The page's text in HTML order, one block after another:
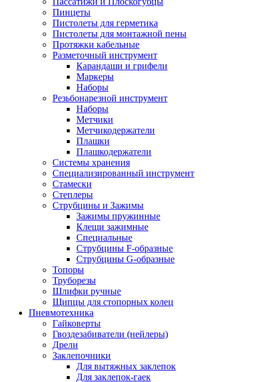
Пинцеты
Пистолеты для герметика
Пистолеты для монтажной пены
Протяжки кабельные
Разметочный инструмент
Карандаши и грифели
Маркеры
Наборы
Резьбонарезной инструмент
Наборы
Метчики
Метчикодержатели
Плашки
Плашкодержатели
Системы хранения
Специализированный инструмент
Стамески
Степлеры
Струбцины и Зажимы
Зажимы пружинные
Клещи зажимные
Специальные
Струбцины F-образные
Струбцины G-образные
Топоры
Труборезы
Шлифки ручные
Щипцы для стопорных колец
Пневмотехника
Гайковерты
Гвоздезабиватели (нейлеры)
Дрели
Заклепочники
Для вытяжных заклепок
Для заклепок-гаек